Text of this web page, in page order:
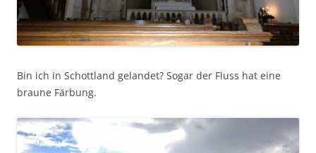
Bin ich in Schottland gelandet? Sogar der Fluss hat eine
braune Färbung.